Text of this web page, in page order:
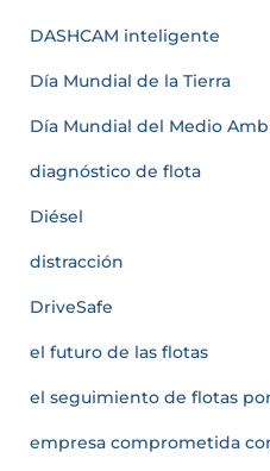
DASHCAM inteligente
Día Mundial de la Tierra
Día Mundial del Medio
diagnóstico de flota
Diésel
distracción
DriveSafe
el futuro de las flotas
el seguimiento de flotas por
empresa comprometida